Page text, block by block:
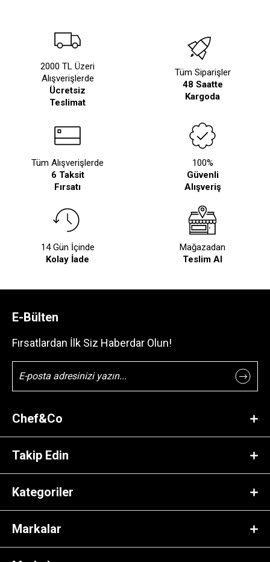
2000 TL Üzeri
Alışverişlerde
Ücretsiz
Teslimat
Tüm Siparişler
48 Saatte
Kargoda
Tüm Alışverişlerde
6 Taksit
Fırsatı
100%
Güvenli
Alışveriş
14 Gün İçinde
Kolay İade
Mağazadan
Teslim Al
E-Bülten
Fırsatlardan İlk Siz Haberdar Olun!
Chef&Co
Takip Edin
Kategoriler
Markalar